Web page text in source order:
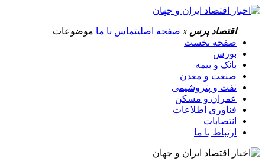
اقتصاد پرس x صفحه اصلیتماس با ما موضوعات
صفحه نخست
بورس
بانک و بیمه
صنعت و معدن
نفت و پتروشیمی
عمران و مسکن
فناوری اطلاعات
انتصابات
ارتباط با ما